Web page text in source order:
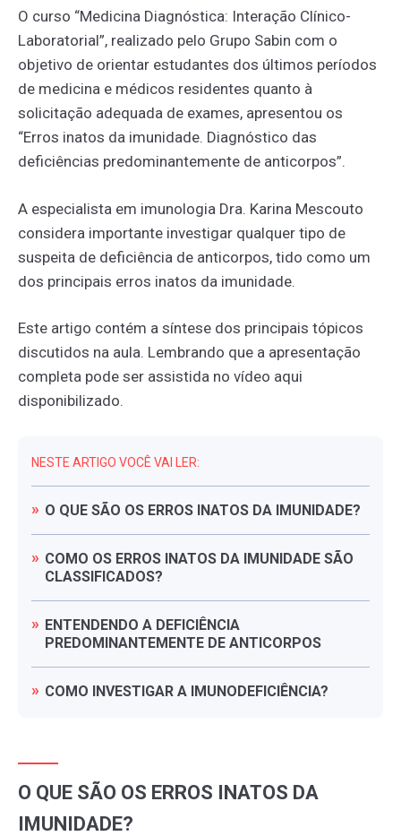
O curso “Medicina Diagnóstica: Interação Clínico-
Laboratorial”, realizado pelo Grupo Sabin com o
objetivo de orientar estudantes dos últimos períodos
de medicina e médicos residentes quanto à
solicitação adequada de exames, apresentou os
“Erros inatos da imunidade. Diagnóstico das
deficiências predominantemente de anticorpos”.
A especialista em imunologia Dra. Karina Mescouto
considera importante investigar qualquer tipo de
suspeita de deficiência de anticorpos, tido como um
dos principais erros inatos da imunidade.
Este artigo contém a síntese dos principais tópicos
discutidos na aula. Lembrando que a apresentação
completa pode ser assistida no vídeo aqui
disponibilizado.
NESTE ARTIGO VOCÊ VAI LER:
O QUE SÃO OS ERROS INATOS DA IMUNIDADE?
COMO OS ERROS INATOS DA IMUNIDADE SÃO
CLASSIFICADOS?
ENTENDENDO A DEFICIÊNCIA
PREDOMINANTEMENTE DE ANTICORPOS
COMO INVESTIGAR A IMUNODEFICIÊNCIA?
O QUE SÃO OS ERROS INATOS DA
IMUNIDADE?